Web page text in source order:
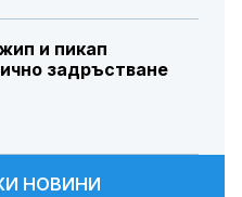
и пикап
задръстване
НОВИНИ